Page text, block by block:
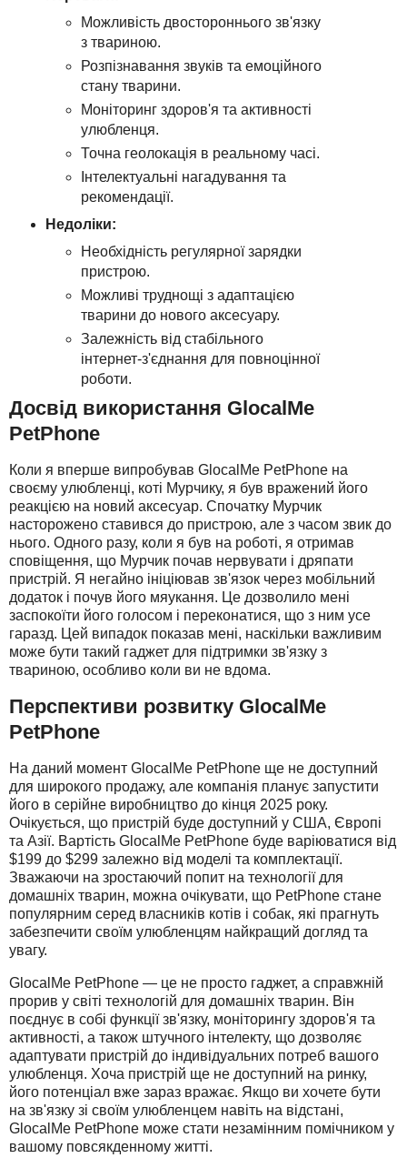
Можливість двостороннього зв'язку
з твариною.
Розпізнавання звуків та емоційного
стану тварини.
Моніторинг здоров'я та активності
улюбленця.
Точна геолокація в реальному часі.
Інтелектуальні нагадування та
рекомендації.
Недоліки:
Необхідність регулярної зарядки
пристрою.
Можливі труднощі з адаптацією
тварини до нового аксесуару.
Залежність від стабільного
інтернет-з'єднання для повноцінної
роботи.
Досвід використання GlocalMe
PetPhone
Коли я вперше випробував GlocalMe PetPhone на
своєму улюбленці, коті Мурчику, я був вражений його
реакцією на новий аксесуар. Спочатку Мурчик
насторожено ставився до пристрою, але з часом звик до
нього. Одного разу, коли я був на роботі, я отримав
сповіщення, що Мурчик почав нервувати і дряпати
пристрій. Я негайно ініціював зв'язок через мобільний
додаток і почув його мяукання. Це дозволило мені
заспокоїти його голосом і переконатися, що з ним усе
гаразд. Цей випадок показав мені, наскільки важливим
може бути такий гаджет для підтримки зв'язку з
твариною, особливо коли ви не вдома.
Перспективи розвитку GlocalMe
PetPhone
На даний момент GlocalMe PetPhone ще не доступний
для широкого продажу, але компанія планує запустити
його в серійне виробництво до кінця 2025 року.
Очікується, що пристрій буде доступний у США, Європі
та Азії. Вартість GlocalMe PetPhone буде варіюватися від
$199 до $299 залежно від моделі та комплектації.
Зважаючи на зростаючий попит на технології для
домашніх тварин, можна очікувати, що PetPhone стане
популярним серед власників котів і собак, які прагнуть
забезпечити своїм улюбленцям найкращий догляд та
увагу.
GlocalMe PetPhone — це не просто гаджет, а справжній
прорив у світі технологій для домашніх тварин. Він
поєднує в собі функції зв'язку, моніторингу здоров'я та
активності, а також штучного інтелекту, що дозволяє
адаптувати пристрій до індивідуальних потреб вашого
улюбленця. Хоча пристрій ще не доступний на ринку,
його потенціал вже зараз вражає. Якщо ви хочете бути
на зв'язку зі своїм улюбленцем навіть на відстані,
GlocalMe PetPhone може стати незамінним помічником у
вашому повсякденному житті.